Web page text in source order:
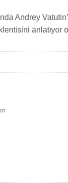
Andrey
anlatıyor